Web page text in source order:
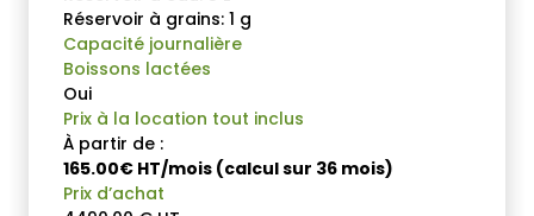
Réservoir à grains: 1 g
Capacité journalière
Boissons lactées
Oui
Prix à la location tout inclus
À partir de :
165.00€ HT/mois (calcul sur 36 mois)
Prix d’achat